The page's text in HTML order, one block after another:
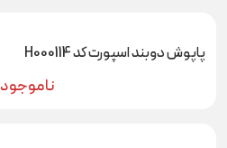
پاپوش دوبند اسپورت کد H000114
ناموجود